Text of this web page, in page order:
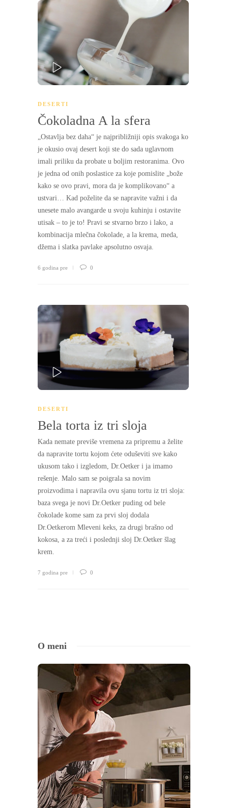
PLAY
DESERTI
Čokoladna A la sfera
„Ostavlja bez daha“ je najpribližniji opis svakoga ko
je okusio ovaj desert koji ste do sada uglavnom
imali priliku da probate u boljim restoranima. Ovo
je jedna od onih poslastice za koje pomislite „bože
kako se ovo pravi, mora da je komplikovano“ a
ustvari… Kad poželite da se napravite važni i da
unesete malo avangarde u svoju kuhinju i ostavite
utisak – to je to! Pravi se stvarno brzo i lako, a
kombinacija mlečna čokolade, a la krema, meda,
džema i slatka pavlake apsolutno osvaja.
6 godina pre 0
PLAY
DESERTI
Bela torta iz tri sloja
Kada nemate previše vremena za pripremu a želite
da napravite tortu kojom ćete oduševiti sve kako
ukusom tako i izgledom, Dr.Oetker i ja imamo
rešenje. Malo sam se poigrala sa novim
proizvodima i napravila ovu sjanu tortu iz tri sloja:
baza svega je novi Dr.Oetker puding od bele
čokolade kome sam za prvi sloj dodala
Dr.Oetkerom Mleveni keks, za drugi brašno od
kokosa, a za treći i poslednji sloj Dr.Oetker šlag
krem.
7 godina pre 0
O meni